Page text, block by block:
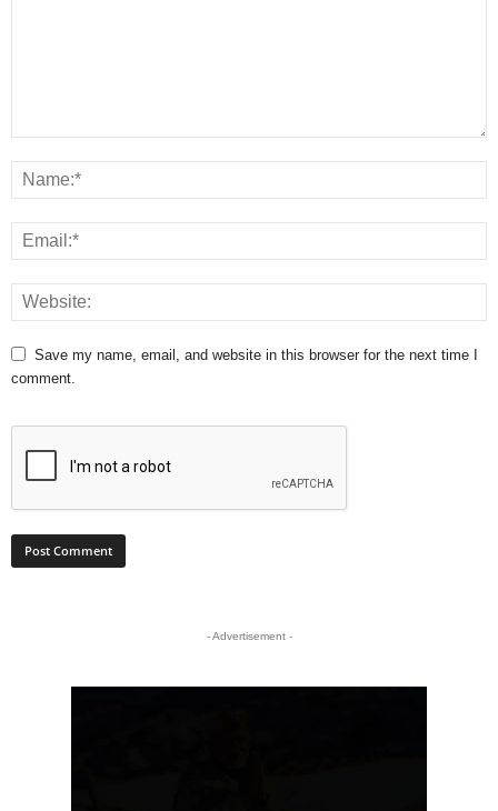
Save my name, email, and website in this browser for the next time I
comment.
- Advertisement -